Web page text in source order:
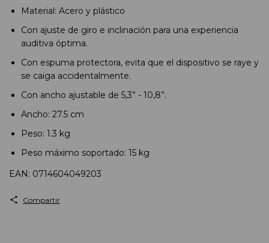
Material: Acero y plástico
Con ajuste de giro e inclinación para una experiencia
auditiva óptima.
Con espuma protectora, evita que el dispositivo se raye y
se caiga accidentalmente.
Con ancho ajustable de 5,3” - 10,8”.
Ancho: 27.5 cm
Peso: 1.3 kg
Peso máximo soportado: 15 kg
EAN: 0714604049203
Compartir